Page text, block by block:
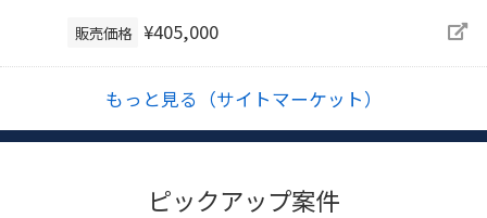
販売価格 ¥405,000
もっと見る（サイトマーケット）
ピックアップ案件